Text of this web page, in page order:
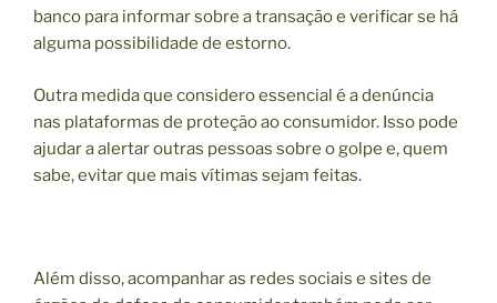
banco para informar sobre a transação e verificar se há
alguma possibilidade de estorno.
Outra medida que considero essencial é a denúncia
nas plataformas de proteção ao consumidor. Isso pode
ajudar a alertar outras pessoas sobre o golpe e, quem
sabe, evitar que mais vítimas sejam feitas.
Além disso, acompanhar as redes sociais e sites de